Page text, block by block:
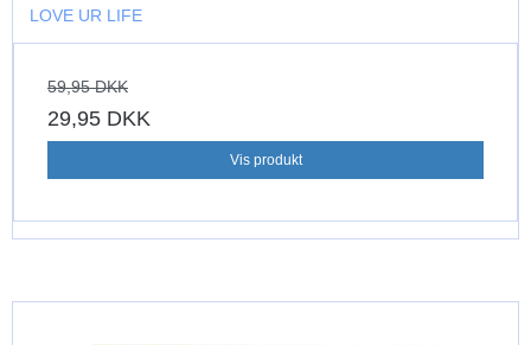
LOVE UR LIFE
59,95 DKK
29,95 DKK
Vis produkt